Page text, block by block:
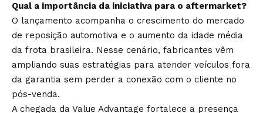
Qual a importância da iniciativa para o aftermarket?
O lançamento acompanha o crescimento do mercado
de reposição automotiva e o aumento da idade média
da frota brasileira. Nesse cenário, fabricantes vêm
ampliando suas estratégias para atender veículos fora
da garantia sem perder a conexão com o cliente no
pós-venda.
A chegada da Value Advantage fortalece a presença